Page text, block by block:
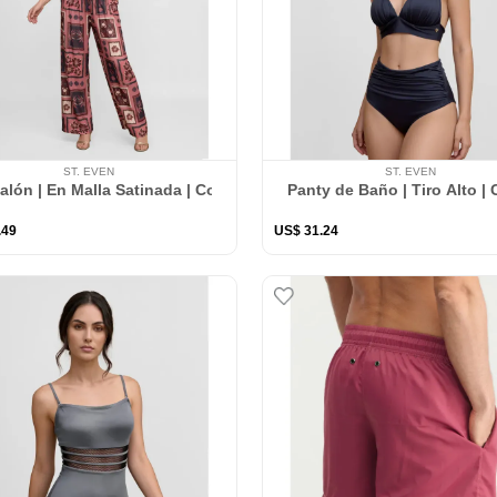
ST. EVEN
| En Malla Satinada | Con Bolsillos Laterales
49
ST. EVEN
Panty de Baño | Tiro Alto |
US$ 31.24